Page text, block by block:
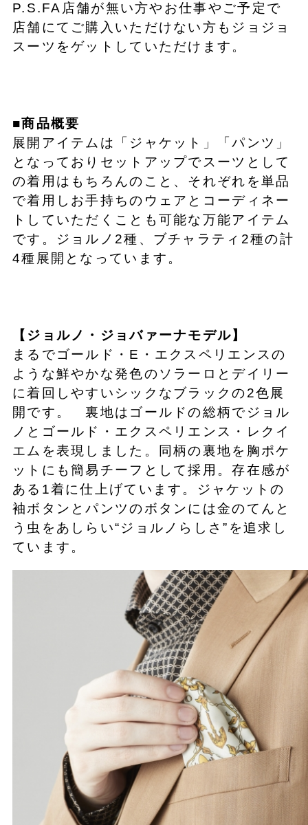
P.S.FA店舗が無い方やお仕事やご予定で
店舗にてご購入いただけない方もジョジョ
スーツをゲットしていただけます。
■商品概要
展開アイテムは「ジャケット」「パンツ」
となっておりセットアップでスーツとして
の着用はもちろんのこと、それぞれを単品
で着用しお手持ちのウェアとコーディネー
トしていただくことも可能な万能アイテム
です。ジョルノ2種、ブチャラティ2種の計
4種展開となっています。
【ジョルノ・ジョバァーナモデル】
まるでゴールド・E・エクスペリエンスの
ような鮮やかな発色のソラーロとデイリー
に着回しやすいシックなブラックの2色展
開です。 裏地はゴールドの総柄でジョル
ノとゴールド・エクスペリエンス・レクイ
エムを表現しました。同柄の裏地を胸ポケ
ットにも簡易チーフとして採用。存在感が
ある1着に仕上げています。ジャケットの
袖ボタンとパンツのボタンには金のてんと
う虫をあしらい“ジョルノらしさ”を追求し
ています。